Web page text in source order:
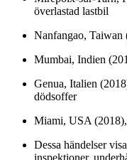
överlastad lastbil
Nanfangao, Taiwan
Mumbai, Indien
Genua, Italien
dödsoffer
Miami, USA
Dessa händelser